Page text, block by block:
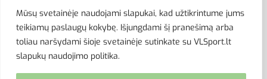
Mūsų svetainėje naudojami slapukai, kad užtikrintume jums
teikiamų paslaugų kokybę. Išjungdami šį pranešimą arba
toliau naršydami šioje svetainėje sutinkate su VLSport.lt
slapukų naudojimo politika.